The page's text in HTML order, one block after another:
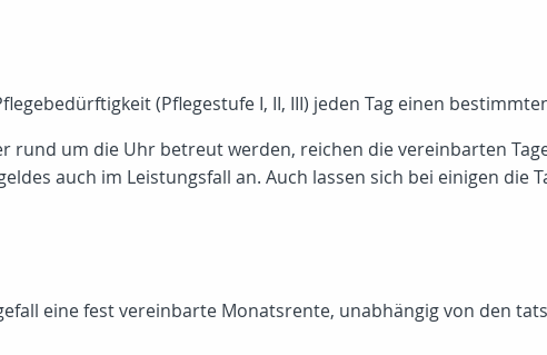
(Pflegestufe I, II, III) jeden Tag einen
rund um die Uhr betreut werden, reichen die vereinbarten
auch im Leistungsfall an. Auch lassen sich bei einigen die
eine fest vereinbarte Monatsrente, unabhängig von den